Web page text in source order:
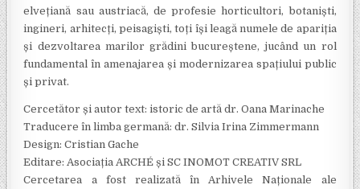
elvețiană sau austriacă, de profesie horticultori, botaniști,
ingineri, arhitecți, peisagiști, toți își leagă numele de apariția
și dezvoltarea marilor grădini bucureștene, jucând un rol
fundamental în amenajarea și modernizarea spațiului public
și privat.
Cercetător și autor text: istoric de artă dr. Oana Marinache
Traducere în limba germană: dr. Silvia Irina Zimmermann
Design: Cristian Gache
Editare: Asociația ARCHÉ și SC INOMOT CREATIV SRL
Cercetarea a fost realizată în Arhivele Naționale ale